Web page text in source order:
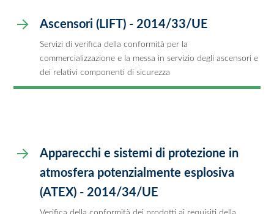
Ascensori (LIFT) - 2014/33/UE
Servizi di verifica della conformità per la
commercializzazione e la messa in servizio degli ascensori e
dei relativi componenti di sicurezza
Apparecchi e sistemi di protezione in
atmosfera potenzialmente esplosiva
(ATEX) - 2014/34/UE